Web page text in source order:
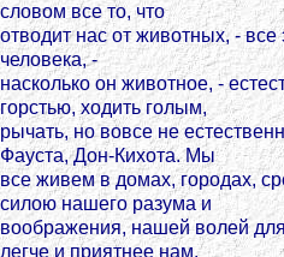
словом все то, что
отводит нас от животных, - все
человека, -
насколько он животное, -
горстью, ходить голым,
рычать, но вовсе не
Фауста, Дон-Кихота. Мы
все живем в домах, городах,
силою нашего разума и
воображения, нашей волей
легче и приятнее нам.